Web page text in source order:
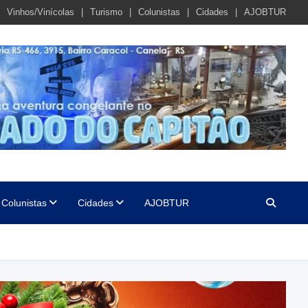
Vinhos/Vinícolas Turismo Colunistas Cidades AJOBTUR
Colunistas Cidades AJOBTUR